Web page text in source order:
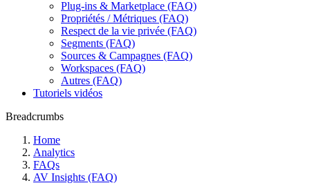
Plug-ins & Marketplace (FAQ)
Propriétés / Métriques (FAQ)
Respect de la vie privée (FAQ)
Segments (FAQ)
Sources & Campagnes (FAQ)
Workspaces (FAQ)
Autres (FAQ)
Tutoriels vidéos
Breadcrumbs
Home
Analytics
FAQs
AV Insights (FAQ)